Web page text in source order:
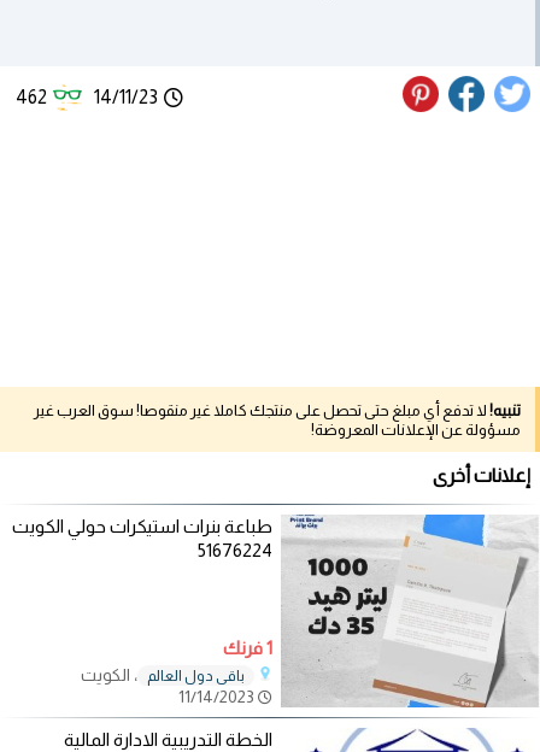
14/11/23
462
تنبيه! لا تدفع أي مبلغ حتى تحصل على منتجك كاملا غير منقوصا! سوق العرب غير
مسؤولة عن الإعلانات المعروضة!
إعلانات أخرى
طباعة بنرات استيكرات حولي الكويت
51676224
1 فرنك
باقي دول العالم
، الكويت
الخطة التدريبية الادارة المالية